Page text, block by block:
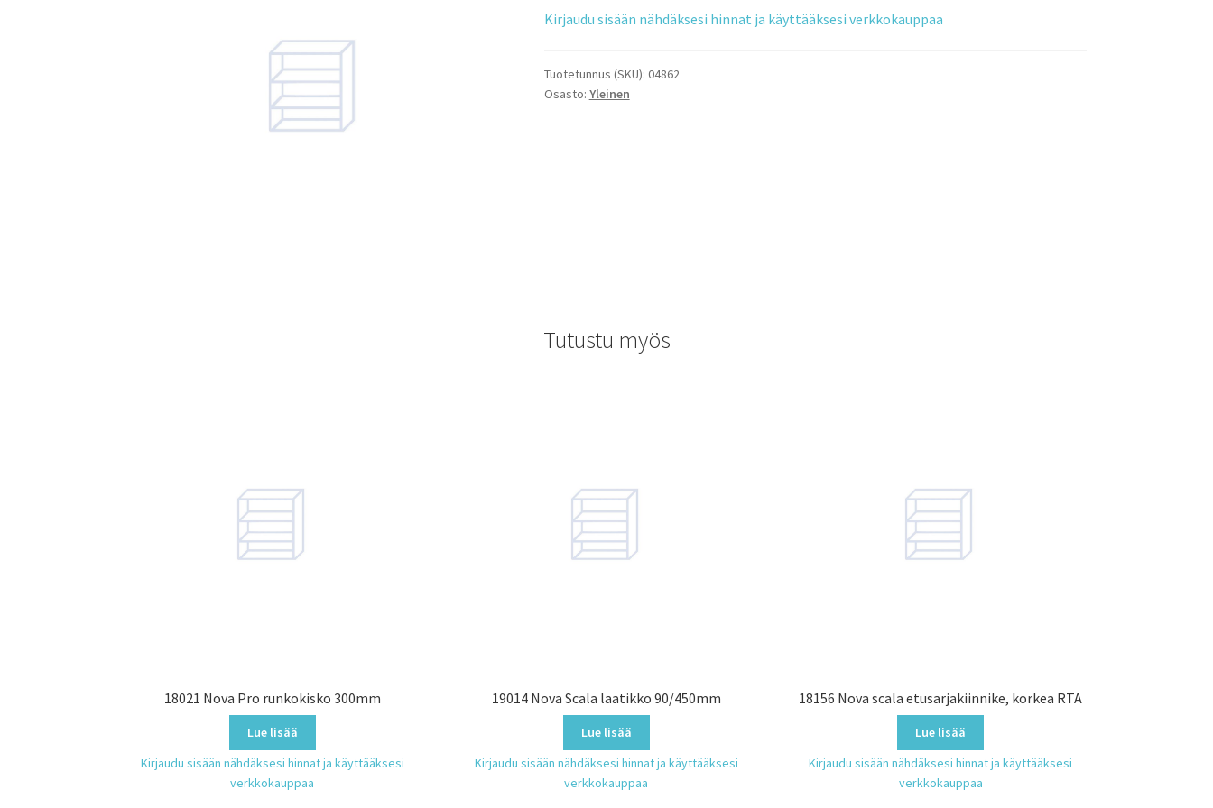
Kirjaudu sisään nähdäksesi hinnat ja käyttääksesi verkkokauppaa
Tuotetunnus (SKU): 04862
Osasto: Yleinen
Tutustu myös
18021 Nova Pro runkokisko 300mm
Lue lisää
Kirjaudu sisään nähdäksesi hinnat ja käyttääksesi
verkkokauppaa
19014 Nova Scala laatikko 90/450mm
Lue lisää
Kirjaudu sisään nähdäksesi hinnat ja käyttääksesi
verkkokauppaa
18156 Nova scala etusarjakiinnike, korkea RTA
Lue lisää
Kirjaudu sisään nähdäksesi hinnat ja käyttääksesi
verkkokauppaa